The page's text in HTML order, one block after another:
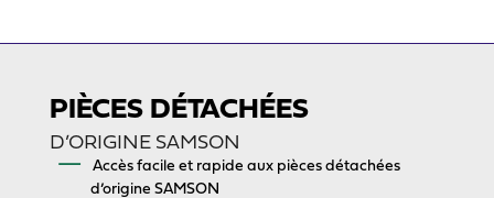
PIÈCES DÉTACHÉES
D’ORIGINE SAMSON
Accès facile et rapide aux pièces détachées
d’origine SAMSON